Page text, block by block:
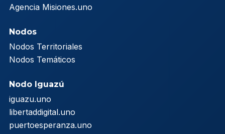
Agencia Misiones.uno
Nodos
Nodos Territoriales
Nodos Temáticos
Nodo Iguazú
iguazu.uno
libertaddigital.uno
puertoesperanza.uno